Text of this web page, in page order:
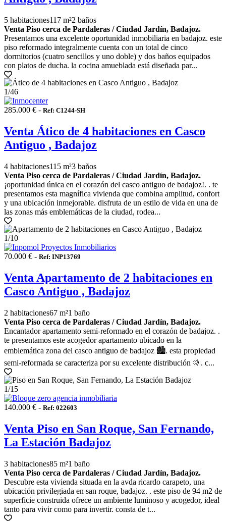
5 habitaciones117 m²2 baños
Venta Piso cerca de Pardaleras / Ciudad Jardín, Badajoz.
Presentamos una excelente oportunidad inmobiliaria en badajoz. este
piso reformado integralmente cuenta con un total de cinco
dormitorios (cuatro sencillos y uno doble) y dos baños equipados
con platos de ducha. la cocina amueblada está diseñada par...
1/46
285.000 € - Ref: C1244-SH
Venta Ático de 4 habitaciones en Casco
Antiguo , Badajoz
4 habitaciones115 m²3 baños
Venta Piso cerca de Pardaleras / Ciudad Jardín, Badajoz.
¡oportunidad única en el corazón del casco antiguo de badajoz!. . te
presentamos esta magnífica vivienda que combina amplitud, confort
y una ubicación inmejorable. disfruta de un estilo de vida en una de
las zonas más emblemáticas de la ciudad, rodea...
1/10
70.000 € - Ref: INP13769
Venta Apartamento de 2 habitaciones en
Casco Antiguo , Badajoz
2 habitaciones67 m²1 baño
Venta Piso cerca de Pardaleras / Ciudad Jardín, Badajoz.
Encantador apartamento semi-reformado en el corazón de badajoz. .
te presentamos este acogedor apartamento ubicado en la
emblemática zona del casco antiguo de badajoz 🏙️. esta propiedad
semi-reformada se caracteriza por su excelente distribución 🌞. c...
1/15
140.000 € - Ref: 022603
Venta Piso en San Roque, San Fernando,
La Estación Badajoz
3 habitaciones85 m²1 baño
Venta Piso cerca de Pardaleras / Ciudad Jardín, Badajoz.
Descubre esta vivienda situada en la avda ricardo carapeto, una
ubicación privilegiada en san roque, badajoz. . este piso de 94 m2 de
superficie construida ofrece un ambiente luminoso y acogedor, ideal
tanto para vivir como para invertir. consta de t...